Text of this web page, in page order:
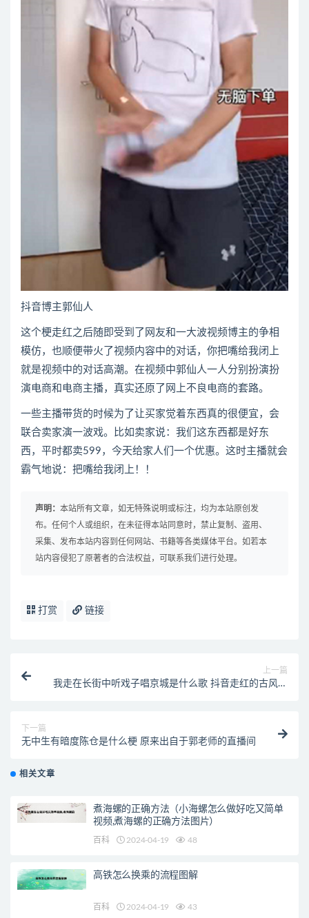
抖音博主郭仙人
这个梗走红之后随即受到了网友和一大波视频博主的争相
模仿，也顺便带火了视频内容中的对话，你把嘴给我闭上
就是视频中的对话高潮。在视频中郭仙人一人分别扮演扮
演电商和电商主播，真实还原了网上不良电商的套路。
一些主播带货的时候为了让买家觉着东西真的很便宜，会
联合卖家演一波戏。比如卖家说：我们这东西都是好东
西，平时都卖599，今天给家人们一个优惠。这时主播就会
霸气地说：把嘴给我闭上！！
声明： 本站所有文章，如无特殊说明或标注，均为本站原创发
布。任何个人或组织，在未征得本站同意时，禁止复制、盗用、
采集、发布本站内容到任何网站、书籍等各类媒体平台。如若本
站内容侵犯了原著者的合法权益，可联系我们进行处理。
打赏 链接
上一篇
我走在长街中听戏子唱京城是什么歌 抖音走红的古风歌
下一篇
无中生有暗度陈仓是什么梗 原来出自于郭老师的直播间
相关文章
煮海螺的正确方法（小海螺怎么做好吃又简单
视频,煮海螺的正确方法图片）
百科 2024-04-19 48
高铁怎么换乘的流程图解
百科 2024-04-19 43